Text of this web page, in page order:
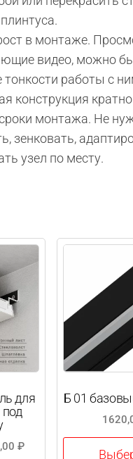
в монтаже.
видео, можно
тонкости работы с
конструкция кратно
монтажа. Не
зенковать,
узел по месту.
для
₽Диапазон
Б 01